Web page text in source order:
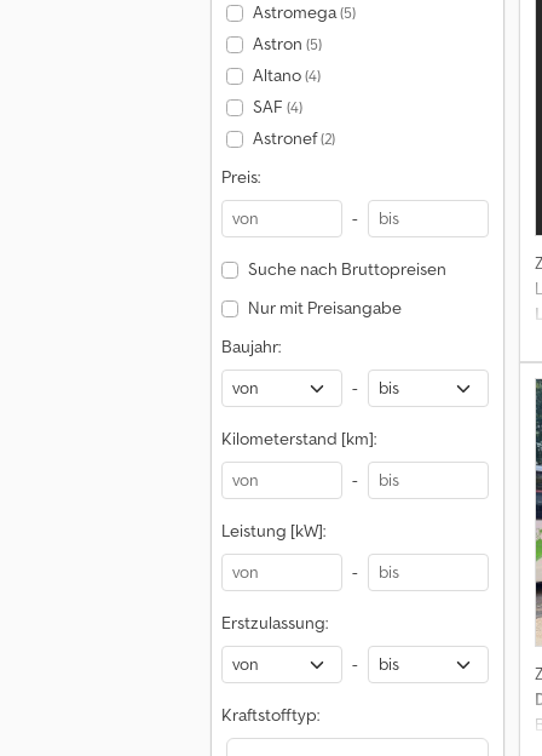
Astromega(5)
Astron (5)
Altano(4)
SAF (4)
Astronef(2)
Preis:
-
Suche nach Bruttopreisen
Nur mit Preisangabe
Baujahr:
-
Kilometerstand [km]:
-
Leistung [kW]:
-
Erstzulassung:
-
Kraftstofftyp: